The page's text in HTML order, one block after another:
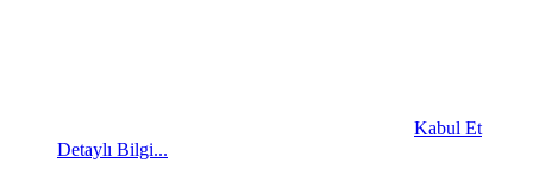
Kabul Et
Detaylı Bilgi...